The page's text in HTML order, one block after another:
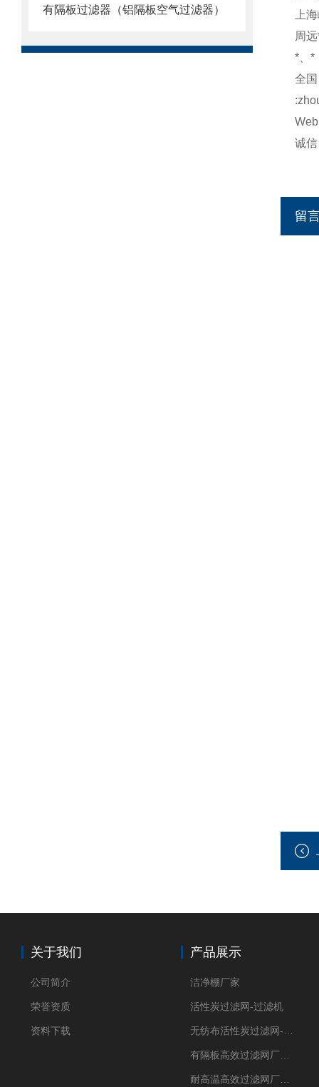
有隔板过滤器（铝隔板空气过滤器）
上
周
*、*
全
诚
留
关于我们
公司简介
荣誉资质
资料下载
产品展示
洁净棚厂家
活性炭过滤网-过滤机